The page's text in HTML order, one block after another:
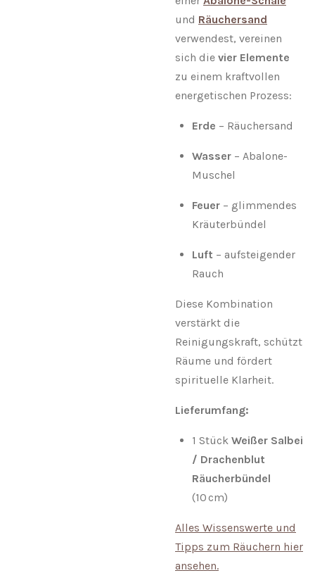
und Räuchersand
verwendest, vereinen
sich die vier Elemente
zu einem kraftvollen
energetischen Prozess:
Erde – Räuchersand
Wasser – Abalone-
Muschel
Feuer – glimmendes
Kräuterbündel
Luft – aufsteigender
Rauch
Diese Kombination
verstärkt die
Reinigungskraft, schützt
Räume und fördert
spirituelle Klarheit.
Lieferumfang:
1 Stück Weißer Salbei
/ Drachenblut
Räucherbündel
(10 cm)
Alles Wissenswerte und
Tipps zum Räuchern hier
ansehen.